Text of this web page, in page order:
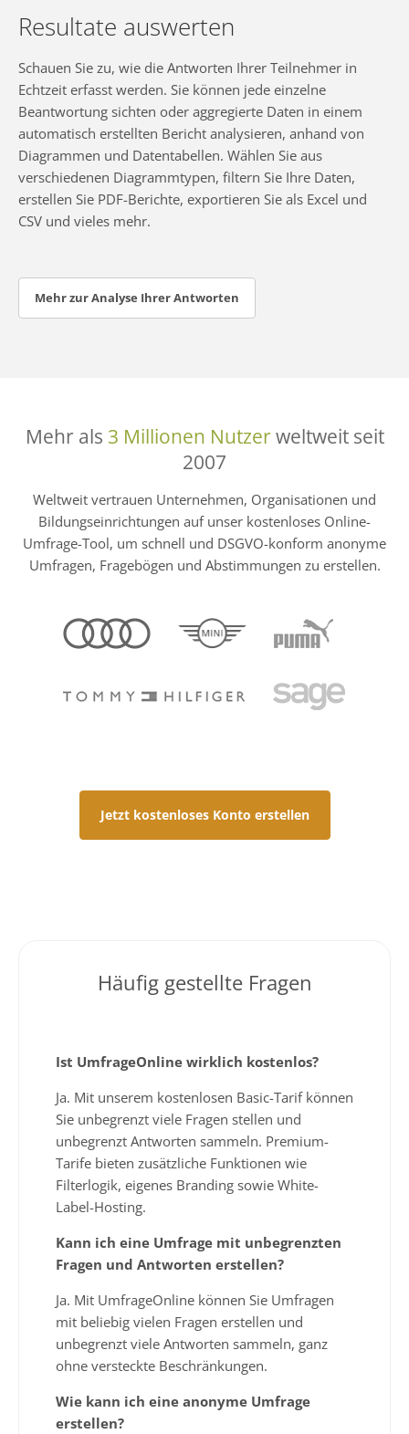
Resultate auswerten
Schauen Sie zu, wie die Antworten Ihrer Teilnehmer in
Echtzeit erfasst werden. Sie können jede einzelne
Beantwortung sichten oder aggregierte Daten in einem
automatisch erstellten Bericht analysieren, anhand von
Diagrammen und Datentabellen. Wählen Sie aus
verschiedenen Diagrammtypen, filtern Sie Ihre Daten,
erstellen Sie PDF-Berichte, exportieren Sie als Excel und
CSV und vieles mehr.
Mehr zur Analyse Ihrer Antworten
Mehr als 3 Millionen Nutzerweltweit seit
2007
Weltweit vertrauen Unternehmen, Organisationen und
Bildungseinrichtungen auf unser kostenloses Online-
Umfrage-Tool, um schnell und DSGVO-konform anonyme
Umfragen, Fragebögen und Abstimmungen zu erstellen.
Jetzt kostenloses Konto erstellen
Häufig gestellte Fragen
Ist UmfrageOnline wirklich kostenlos?
Ja. Mit unserem kostenlosen Basic-Tarif können
Sie unbegrenzt viele Fragen stellen und
unbegrenzt Antworten sammeln. Premium-
Tarife bieten zusätzliche Funktionen wie
Filterlogik, eigenes Branding sowie White-
Label-Hosting.
Kann ich eine Umfrage mit unbegrenzten
Fragen und Antworten erstellen?
Ja. Mit UmfrageOnline können Sie Umfragen
mit beliebig vielen Fragen erstellen und
unbegrenzt viele Antworten sammeln, ganz
ohne versteckte Beschränkungen.
Wie kann ich eine anonyme Umfrage
erstellen?